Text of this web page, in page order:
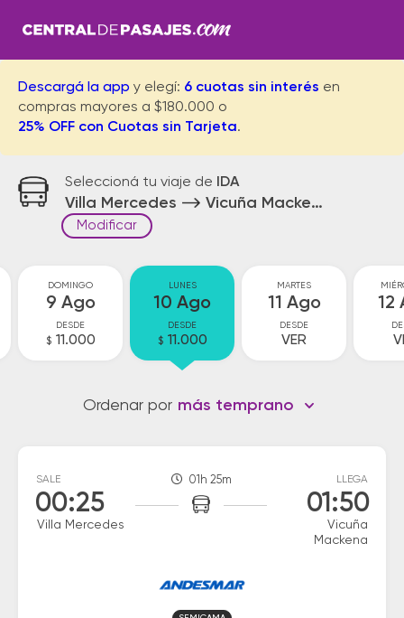
Descargá la app y elegí: 6 cuotas sin interés en
compras mayores a $180.000 o
25% OFF con Cuotas sin Tarjeta.
Seleccioná tu viaje de IDA
Villa Mercedes Vicuña Mackena
Modificar
DOMINGO
9 Ago
DESDE
$ 11.000
LUNES
10 Ago
DESDE
$ 11.000
MARTES
11 Ago
DESDE
VER
12
Ordenar por más temprano
SALE
00:25
Villa Mercedes
01h 25m LLEGA
01:50
Vicuña
Mackena